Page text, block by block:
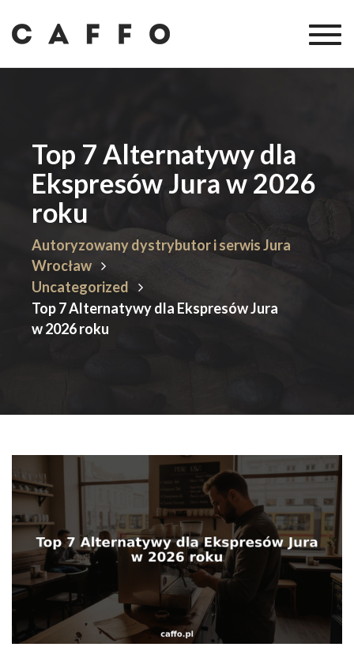
Top 7 Alternatywy dla
Ekspresów Jura w 2026
roku
Autoryzowany dystrybutor i serwis Jura
Wrocław
Uncategorized
Top 7 Alternatywy dla Ekspresów Jura
w 2026 roku